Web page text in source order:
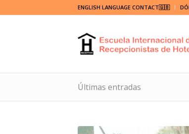
ENGLISH LANGUAGE CONTACT🇬🇧
Últimas entradas